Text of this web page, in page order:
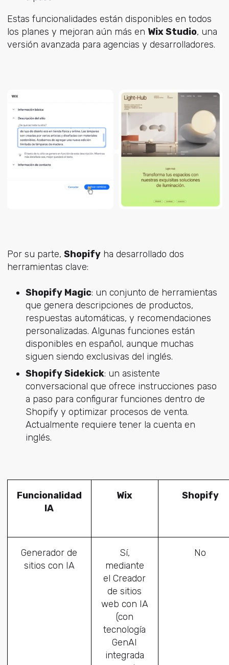
Estas funcionalidades están disponibles en todos
los planes y mejoran aún más en Wix Studio, una
versión avanzada para agencias y desarrolladores.
Por su parte, Shopifyha desarrollado dos
herramientas clave:
Shopify Magic: un conjunto de herramientas
que genera descripciones de productos,
respuestas automáticas, y recomendaciones
personalizadas. Algunas funciones están
disponibles en español, aunque muchas
siguen siendo exclusivas del inglés.
Shopify Sidekick: un asistente
conversacional que ofrece instrucciones paso
a paso para configurar funciones dentro de
Shopify y optimizar procesos de venta.
Actualmente requiere tener la cuenta en
inglés.
Funcionalidad
IA
Wix Shopify
Generador de
sitios con IA
Sí,
mediante
el Creador
de sitios
web con IA
(con
tecnología
GenAI
integrada
No